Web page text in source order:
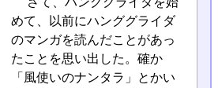
めて、以前にハンググライダ
のマンガを読んだことがあっ
たことを思い出した。確か
「風使いのナンタラ」とかい